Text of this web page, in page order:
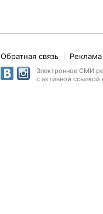
Обратная связь
Электронное СМИ
с активной ссылкой